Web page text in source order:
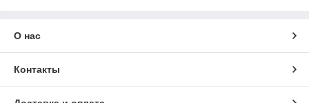
О нас
Контакты